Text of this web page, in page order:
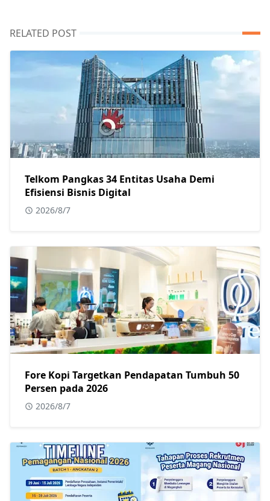
RELATED POST
Telkom Pangkas 34 Entitas Usaha Demi
Efisiensi Bisnis Digital
2026/8/7
Fore Kopi Targetkan Pendapatan Tumbuh 50
Persen pada 2026
2026/8/7